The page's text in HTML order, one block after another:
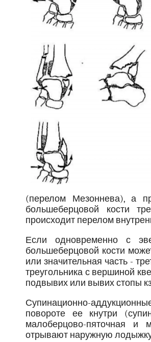
(перелом Мезоннева), а
большеберцовой кости
происходит перелом
Если одновременно с
большеберцовой кости
или значительная часть -
треугольника с вершиной
подвывих или вывих стопы
Супинационно-
повороте ее кнутри
малоберцово-пяточная и
отрывают наружную лодыжку